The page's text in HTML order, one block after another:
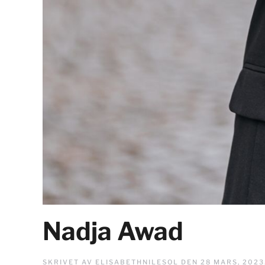
Nadja Awad
SKRIVET AV ELISABETHNILESOL DEN 28 MARS, 2023